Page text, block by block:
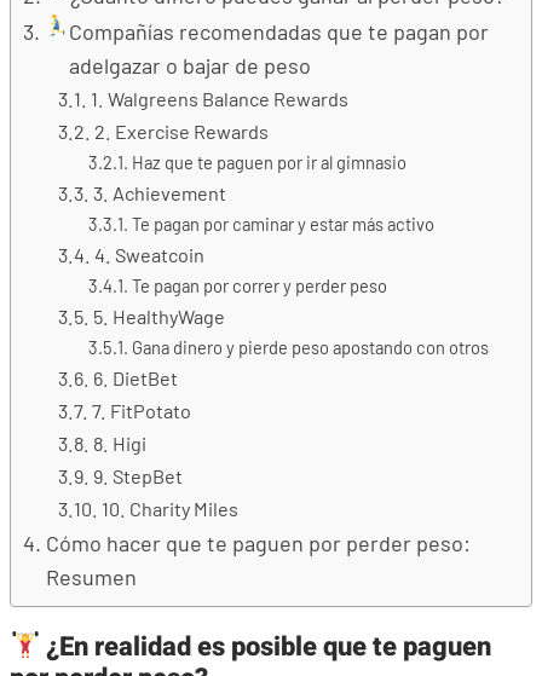
Compañías recomendadas que te pagan por
adelgazar o bajar de peso
1. Walgreens Balance Rewards
2. Exercise Rewards
Haz que te paguen por ir al gimnasio
3. Achievement
Te pagan por caminar y estar más activo
4. Sweatcoin
Te pagan por correr y perder peso
5. HealthyWage
Gana dinero y pierde peso apostando con otros
6. DietBet
7. FitPotato
8. Higi
9. StepBet
10. Charity Miles
Cómo hacer que te paguen por perder peso:
Resumen
¿En realidad es posible que te paguen